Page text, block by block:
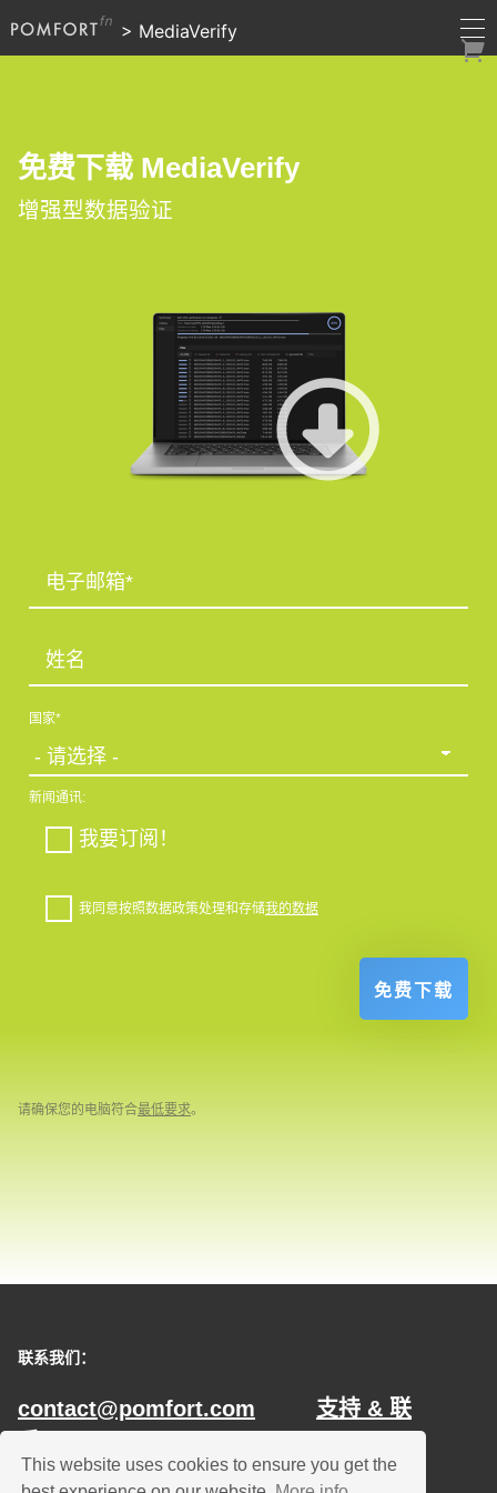
> MediaVerify
免费下载 MediaVerify
增强型数据验证
电子邮箱*
姓名
国家*
新闻通讯:
我要订阅！
我同意按照数据政策处理和存储我的数据
免费下载
请确保您的电脑符合最低要求。
联系我们：
contact@pomfort.com
支持 & 联
This website uses cookies to ensure you get the